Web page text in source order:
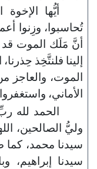
أيُّها
تُحاسبوا، وزِنوا
أنَّ مَلَك الموت قد
إلينا فلنتَّخِذ
الموت، والعاجز
الأماني،
الحمد لله
وليُّ الصالحين،
سيدنا محمد، كما
سيدنا